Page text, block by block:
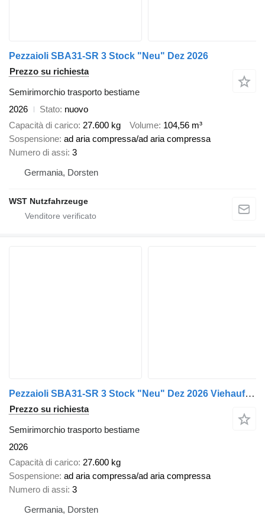
Pezzaioli SBA31-SR 3 Stock "Neu" Dez 2026
Prezzo su richiesta
Semirimorchio trasporto bestiame
2026
Stato nuovo
Capacità di carico 27.600 kg Volume 104,56 m³
Sospensione ad aria compressa/ad aria compressa
Numero di assi 3
Germania, Dorsten
WST Nutzfahrzeuge
Pezzaioli SBA31-SR 3 Stock "Neu" Dez 2026 Viehauflieger
Prezzo su richiesta
Semirimorchio trasporto bestiame
2026
Capacità di carico 27.600 kg
Sospensione ad aria compressa/ad aria compressa
Numero di assi 3
Germania, Dorsten